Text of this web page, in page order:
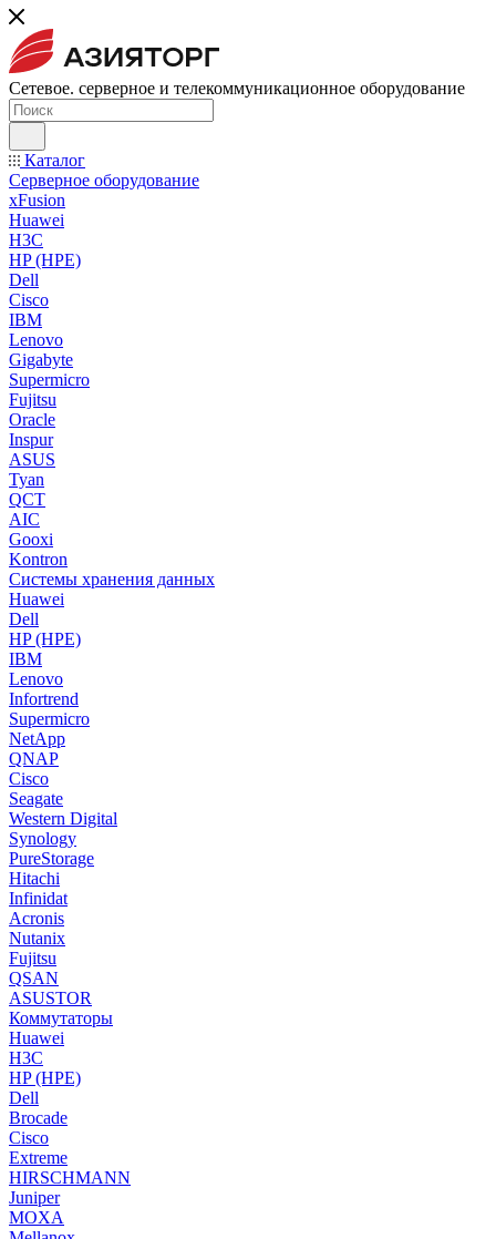
Сетевое. серверное и телекоммуникационное оборудование
Каталог
Серверное оборудование
xFusion
Huawei
H3C
HP (HPE)
Dell
Cisco
IBM
Lenovo
Gigabyte
Supermicro
Fujitsu
Oracle
Inspur
ASUS
Tyan
QCT
AIC
Gooxi
Kontron
Системы хранения данных
Huawei
Dell
HP (HPE)
IBM
Lenovo
Infortrend
Supermicro
NetApp
QNAP
Cisco
Seagate
Western Digital
Synology
PureStorage
Hitachi
Infinidat
Acronis
Nutanix
Fujitsu
QSAN
ASUSTOR
Коммутаторы
Huawei
H3C
HP (HPE)
Dell
Brocade
Cisco
Extreme
HIRSCHMANN
Juniper
MOXA